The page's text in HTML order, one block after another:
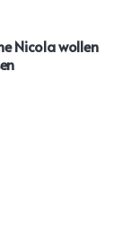
Nicola wollen